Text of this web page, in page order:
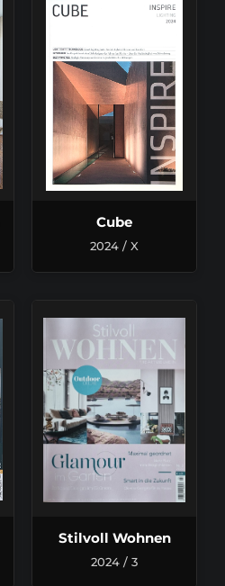
Cube
2024 / X
Stilvoll Wohnen
2024 / 3